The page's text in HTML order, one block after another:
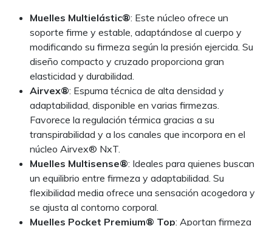
Muelles Multielástic®: Este núcleo ofrece un
soporte firme y estable, adaptándose al cuerpo y
modificando su firmeza según la presión ejercida. Su
diseño compacto y cruzado proporciona gran
elasticidad y durabilidad.
Airvex®: Espuma técnica de alta densidad y
adaptabilidad, disponible en varias firmezas.
Favorece la regulación térmica gracias a su
transpirabilidad y a los canales que incorpora en el
núcleo Airvex® NxT.
Muelles Multisense®: Ideales para quienes buscan
un equilibrio entre firmeza y adaptabilidad. Su
flexibilidad media ofrece una sensación acogedora y
se ajusta al contorno corporal.
Muelles Pocket Premium® Top: Aportan firmeza